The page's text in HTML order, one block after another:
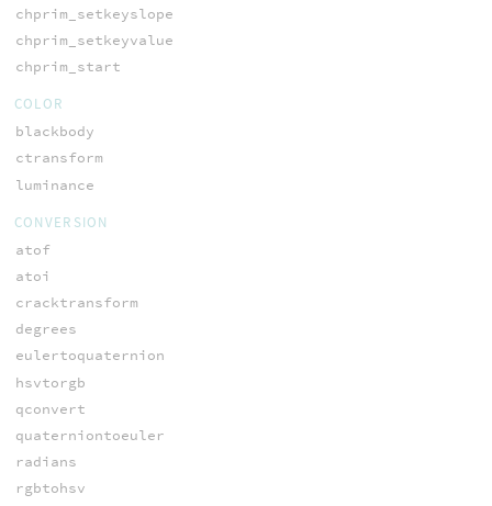
chprim_setkeyslope
chprim_setkeyvalue
chprim_start
COLOR
blackbody
ctransform
luminance
CONVERSION
atof
atoi
cracktransform
degrees
eulertoquaternion
hsvtorgb
qconvert
quaterniontoeuler
radians
rgbtohsv